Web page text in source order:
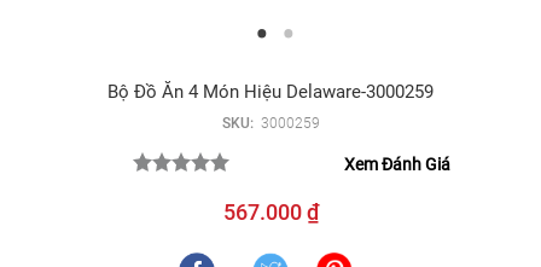
Bộ Đồ Ăn 4 Món Hiệu Delaware-3000259
SKU: 3000259
Xem Đánh Giá
567.000 ₫